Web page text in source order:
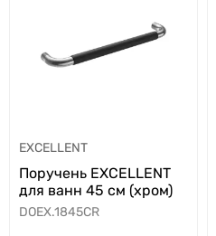
EXCELLENT
Поручень EXCELLENT
для ванн 45 см (хром)
DOEX.1845CR